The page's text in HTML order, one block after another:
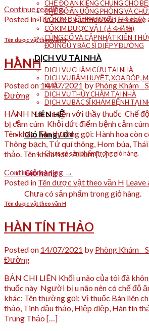
CHẾ ĐỘ ĂN KIÊNG CHUNG CHO
CHẾ ĐỘ ĂN UỐNG PHÒNG VÀ
CỔ KIM DIỆU PHƯƠNG (古今妙方)
CỔ KIM DƯỢC VẬT (古今药物)
CỦNG CỐ VÀ CẬP NHẬT KIẾN
ĐỘI NGŨ Y BÁC SĨ DIỆP Y ĐƯỜNG
DỊCH VỤ TẠI NHÀ
DỊCH VỤ CHÂM CỨU TẠI NHÀ
DỊCH VỤ BẤM HUYỆT, XOA BÓP ,
NHÀ
DỊCH VỤ THỦY CHÂM TẠI NHÀ
DỊCH VỤ BÁC SĨ KHÁM BỆNH TẠI
LIÊN HỆ
Giỏ hàng /0₫
Chưa có sản phẩm trong giỏ hàng.
Giỏ hàng
Chưa có sản phẩm trong giỏ hàng.
Continue reading→
Posted inTên dược vật theo vần HLeave
Tên dược vật theo vần H
HÀNH
Posted on 14/07/2021 by Phòng Khám _
Đường
HÀNH Nói chuyện với thầy thuốc Chế
bị cảm cúm Khỏi dứt điểm bệnh cảm
Tên khác: Tên thường gọi: Hành hoa còn
Thông bạch, Tứ quí thông, Hom búa,
thảo. Tên khoa học: Allium […]
Continue reading →
Posted in Tên dược vật theo vần H Leave
Tên dược vật theo vần H
HÀN TÍN THẢO
Posted on 14/07/2021 by Phòng Khám _
Đường
BẢN CHI LIÊN Khối u não của tôi đã
thuốc này Người bị u não nên có chế độ
khác: Tên thường gọi: Vị thuốc Bán liên
thảo, Tinh dầu thảo, Hiệp diệp, Hàn tín
Trung Thảo […]